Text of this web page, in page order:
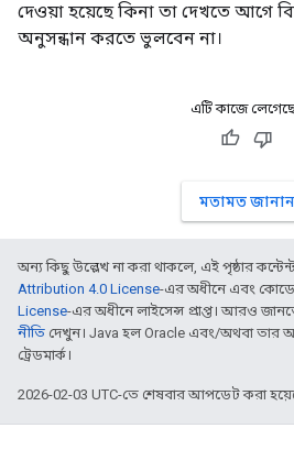
দেওয়া হয়েছে কিনা তা দেখতে আগে
অনুসন্ধান করতে ভুলবেন না।
এটি কাজে
মতামত জানান
অন্য কিছু উল্লেখ না করা থাকলে, এই পৃষ্ঠার
Attribution 4.0 License-এর অধীনে এবং
License-এর অধীনে লাইসেন্স প্রাপ্ত। আরও
নীতি দেখুন। Java হল Oracle এবং/অথবা তার
ট্রেডমার্ক।
2026-02-03 UTC-তে শেষবার আপডেট করা